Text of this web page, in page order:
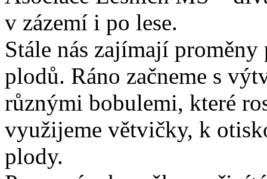
v zázemí i po lese.
Stále nás zajímají
plodů. Ráno začneme s
různými bobulemi, které
využijeme větvičky, k
plody.